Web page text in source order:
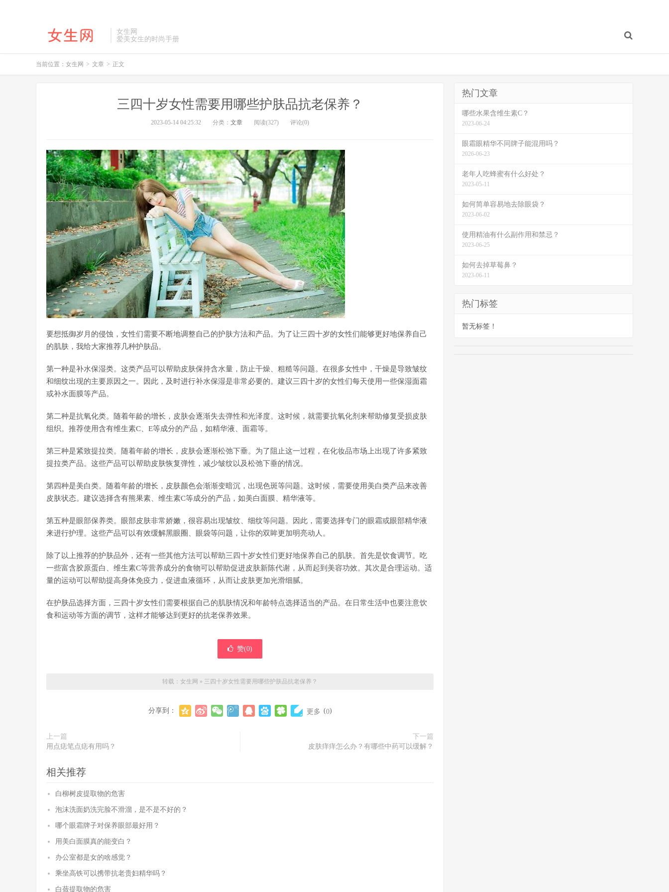
女生网
爱美女生的时尚手册
当前位置： 女生网 > 文章 > 正文
三四十岁女性需要用哪些护肤品抗老保养？
2023-05-14 04:25:32 分类： 文章 阅读(327) 评论(0)
要想抵御岁月的侵蚀，女性们需要不断地调整自己的护肤方法和产品。为了让三四十岁的女性们能够更好地保养自己
的肌肤，我给大家推荐几种护肤品。
第一种是补水保湿类。这类产品可以帮助皮肤保持含水量，防止干燥、粗糙等问题。在很多女性中，干燥是导致皱纹
和细纹出现的主要原因之一。因此，及时进行补水保湿是非常必要的。建议三四十岁的女性们每天使用一些保湿面霜
或补水面膜等产品。
第二种是抗氧化类。随着年龄的增长，皮肤会逐渐失去弹性和光泽度。这时候，就需要抗氧化剂来帮助修复受损皮肤
组织。推荐使用含有维生素C、E等成分的产品，如精华液、面霜等。
第三种是紧致提拉类。随着年龄的增长，皮肤会逐渐松弛下垂。为了阻止这一过程，在化妆品市场上出现了许多紧致
提拉类产品。这些产品可以帮助皮肤恢复弹性，减少皱纹以及松弛下垂的情况。
第四种是美白类。随着年龄的增长，皮肤颜色会渐渐变暗沉，出现色斑等问题。这时候，需要使用美白类产品来改善
皮肤状态。建议选择含有熊果素、维生素C等成分的产品，如美白面膜、精华液等。
第五种是眼部保养类。眼部皮肤非常娇嫩，很容易出现皱纹、细纹等问题。因此，需要选择专门的眼霜或眼部精华液
来进行护理。这些产品可以有效缓解黑眼圈、眼袋等问题，让你的双眸更加明亮动人。
除了以上推荐的护肤品外，还有一些其他方法可以帮助三四十岁女性们更好地保养自己的肌肤。首先是饮食调节。吃
一些富含胶原蛋白、维生素C等营养成分的食物可以帮助促进皮肤新陈代谢，从而起到美容功效。其次是合理运动。适
量的运动可以帮助提高身体免疫力，促进血液循环，从而让皮肤更加光滑细腻。
在护肤品选择方面，三四十岁女性们需要根据自己的肌肤情况和年龄特点选择适当的产品。在日常生活中也要注意饮
食和运动等方面的调节，这样才能够达到更好的抗老保养效果。
赞(0)
转载： 女生网 » 三四十岁女性需要用哪些护肤品抗老保养？
分享到： 更多 (0)
上一篇
用点痣笔点痣有用吗？
下一篇
皮肤痒痒怎么办？有哪些中药可以缓解？
相关推荐
白柳树皮提取物的危害
泡沫洗面奶洗完脸不滑溜，是不是不好的？
哪个眼霜牌子对保养眼部最好用？
用美白面膜真的能变白？
办公室都是女的啥感觉？
乘坐高铁可以携带抗老贵妇精华吗？
白蔹提取物的危害
热门文章
哪些水果含维生素C？
2023-06-24
眼霜眼精华不同牌子能混用吗？
2026-06-23
老年人吃蜂蜜有什么好处？
2023-05-11
如何简单容易地去除眼袋？
2023-06-02
使用精油有什么副作用和禁忌？
2023-06-25
如何去掉草莓鼻？
2023-06-11
热门标签
暂无标签！